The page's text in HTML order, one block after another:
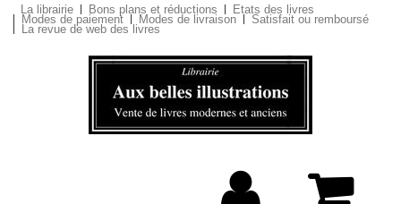
La librairie Bons plans et réductions Etats des livres
Modes de paiement Modes de livraison Satisfait ou remboursé
La revue de web des livres